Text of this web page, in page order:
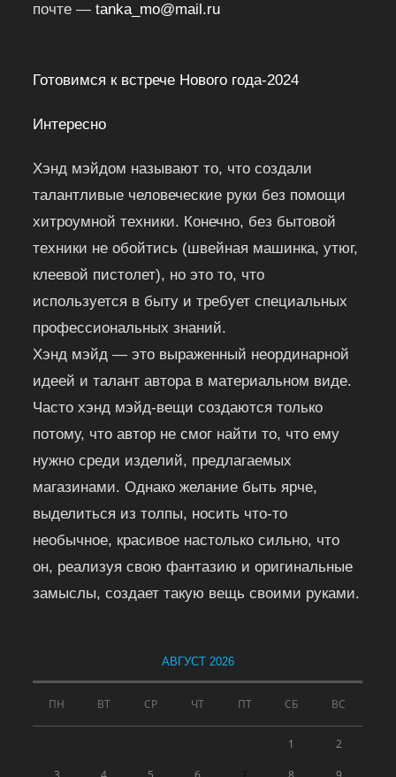
почте —tanka_mo@mail.ru
Готовимся к встрече Нового года-2024
Интересно
Хэнд мэйдом называют то, что создали
талантливые человеческие руки без помощи
хитроумной техники. Конечно, без бытовой
техники не обойтись (швейная машинка, утюг,
клеевой пистолет), но это то, что
используется в быту и требует специальных
профессиональных знаний.
Хэнд мэйд — это выраженный неординарной
идеей и талант автора в материальном виде.
Часто хэнд мэйд-вещи создаются только
потому, что автор не смог найти то, что ему
нужно среди изделий, предлагаемых
магазинами. Однако желание быть ярче,
выделиться из толпы, носить что-то
необычное, красивое настолько сильно, что
он, реализуя свою фантазию и оригинальные
замыслы, создает такую вещь своими руками.
АВГУСТ 2026
ПН ВТ СР ЧТ ПТ СБ ВС
1 2